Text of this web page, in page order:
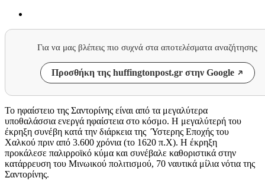
Για να μας βλέπεις πιο συχνά στα αποτελέσματα αναζήτησης
Προσθήκη της huffingtonpost.gr στην Google
Το ηφαίστειο της Σαντορίνης είναι από τα μεγαλύτερα
υποθαλάσσια ενεργά ηφαίστεια στο κόσμο. Η μεγαλύτερή του
έκρηξη συνέβη κατά την διάρκεια της Ύστερης Εποχής του
Χαλκού πριν από 3.600 χρόνια (το 1620 π.Χ). Η έκρηξη
προκάλεσε παλιρροϊκό κύμα και συνέβαλε καθοριστικά στην
κατάρρευση του Μινωικού πολιτισμού, 70 ναυτικά μίλια νότια της
Σαντορίνης.